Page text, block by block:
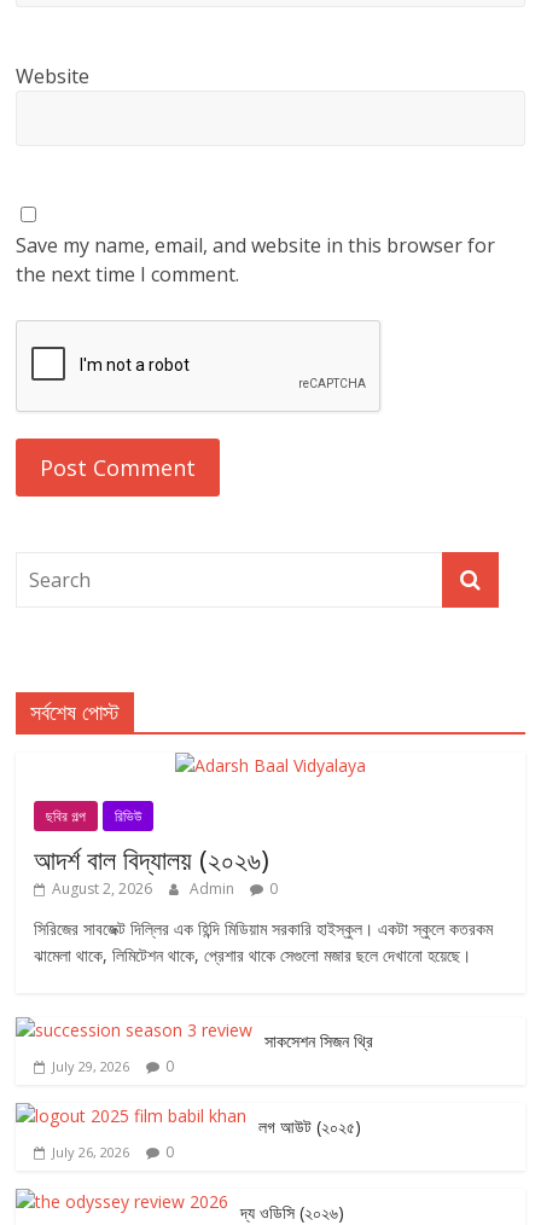
Website
Save my name, email, and website in this browser for
the next time I comment.
সর্বশেষ পোস্ট
ছবির গল্প রিভিউ
আদর্শ বাল বিদ্যালয় (২০২৬)
August 2, 2026 Admin 0
সিরিজের সাবজেক্ট দিল্লির এক হিন্দি মিডিয়াম সরকারি হাইস্কুল। একটা স্কুলে কতরকম
ঝামেলা থাকে, লিমিটেশন থাকে, প্রেশার থাকে সেগুলো মজার ছলে দেখানো হয়েছে।
সাকসেশন সিজন থ্রি
July 29, 2026 0
লগ আউট (২০২৫)
July 26, 2026 0
দ্য ওডিসি (২০২৬)